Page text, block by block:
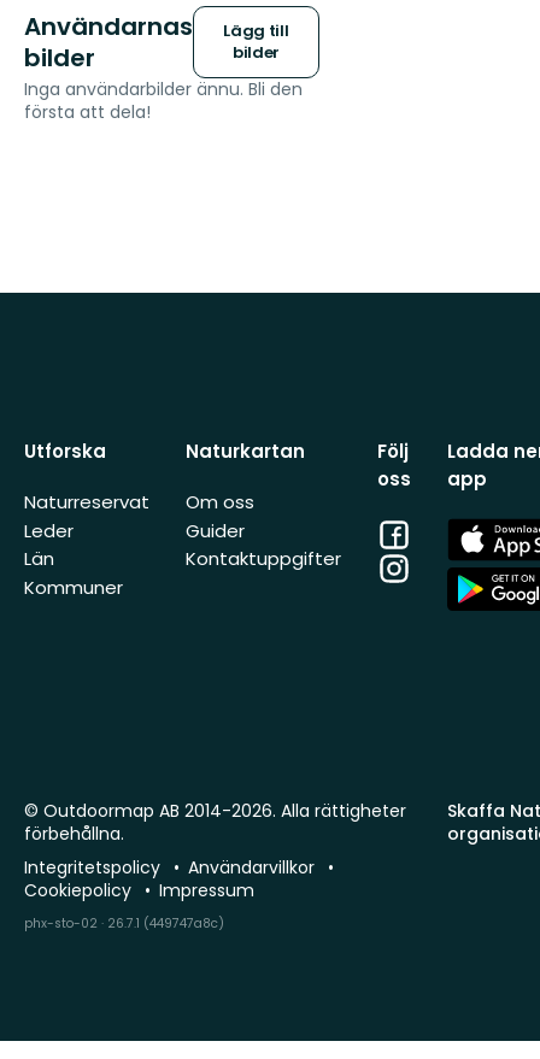
Användarnas
bilder
Lägg till
bilder
Inga användarbilder ännu. Bli den
första att dela!
Utforska
Naturreservat
Leder
Län
Kommuner
Naturkartan
Om oss
Guider
Kontaktuppgifter
Följ
oss
Facebook
Instagram
Ladda
app
App
Store
App
Store
Skaffa
© Outdoormap AB 2014-2026. Alla rättigheter
förbehållna.
Integritetspolicy
Användarvillkor
Cookiepolicy
Impressum
phx-sto-02 · 26.7.1 (449747a8c)